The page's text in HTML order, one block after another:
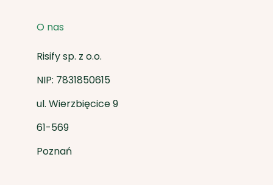
O nas
Risify sp. z o.o.
NIP: 7831850615
ul. Wierzbięcice 9
61-569
Poznań